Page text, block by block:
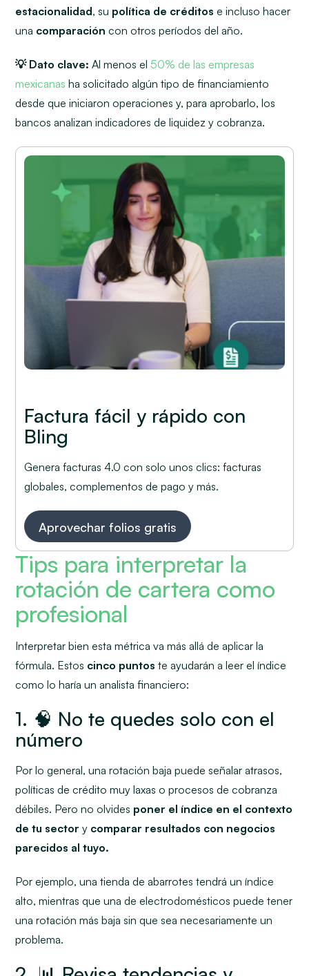
estacionalidad, su política de créditos e incluso hacer
una comparación con otros períodos del año.
💡 Dato clave:Al menos el 50% de las empresas
mexicanas ha solicitado algún tipo de financiamiento
desde que iniciaron operaciones y, para aprobarlo, los
bancos analizan indicadores de liquidez y cobranza.
Factura fácil y rápido con
Bling
Genera facturas 4.0 con solo unos clics: facturas
globales, complementos de pago y más.
Aprovechar folios gratis
Tips para interpretar la
rotación de cartera como
profesional
Interpretar bien esta métrica va más allá de aplicar la
fórmula. Estos cinco puntos te ayudarán a leer el índice
como lo haría un analista financiero:
1. 🧠 No te quedes solo con el
número
Por lo general, una rotación baja puede señalar atrasos,
políticas de crédito muy laxas o procesos de cobranza
débiles. Pero no olvides poner el índice en el contexto
de tu sector y comparar resultados con negocios
parecidos al tuyo.
Por ejemplo, una tienda de abarrotes tendrá un índice
alto, mientras que una de electrodomésticos puede tener
una rotación más baja sin que sea necesariamente un
problema.